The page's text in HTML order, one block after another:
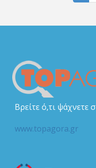
Βρείτε ό,τι ψάχνετε
www.topagora.gr